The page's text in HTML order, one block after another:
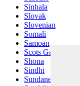
Sinhala
Slovak
Slovenian
Somali
Samoan
Scots Gaelic
Shona
Sindhi
Sundanese